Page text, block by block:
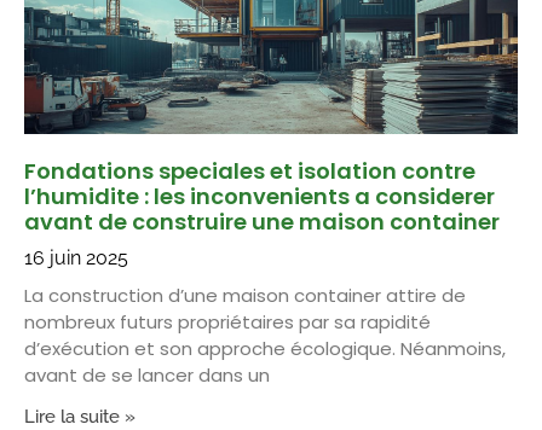
Fondations speciales et isolation contre
l’humidite : les inconvenients a considerer
avant de construire une maison container
16 juin 2025
La construction d’une maison container attire de
nombreux futurs propriétaires par sa rapidité
d’exécution et son approche écologique. Néanmoins,
avant de se lancer dans un
Lire la suite »